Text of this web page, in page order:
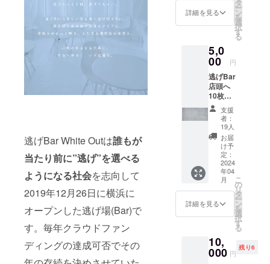
逃げBar White Outは誰もが
当たり前に”逃げ”を選べる
ようになる社会を志向して
2019年12月26日に横浜に
オープンした逃げ場(Bar)で
す。毎年クラウドファン
ディングの達成可否でその
る方は
QRコー
サイト
から購
入でき
るよう
にして
くださ
い。(現
金によ
る代行
販売は
できか
ねます)
・設置
箇所は
店舗側
させて
いただ
備考欄
にはど
出勤時
に1時間
被写体
撮影す
るでき
ます。
※安全が
確保さ
れた店
内の公
共的な
営業中
に実施
しま
す。 ※
対応不
可能な
事項：
当日の
衣装
んだも
の、そ
の他の
詳細を見る
タ
ー
ン
を
選
択
す
る
5,0
00 円
逃げBar
店頭へ
10枚分
のエス
ケープ
ギフト
を設置
させて
いただ
きま
す。 ご
希望あ
ればご
支援者
様の
SNSア
トやHP
などの
QR、ク
支援
者：
19人
お届
け予
定：
2024
年04
月
詳細を見る
こ
の
リ
タ
ー
ン
を
選
択
す
る
10,
000 円
残り6